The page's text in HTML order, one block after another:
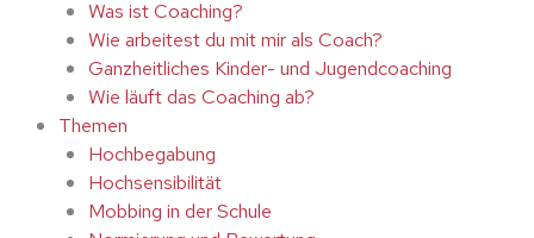
Was ist Coaching?
Wie arbeitest du mit mir als Coach?
Ganzheitliches Kinder- und Jugendcoaching
Wie läuft das Coaching ab?
Themen
Hochbegabung
Hochsensibilität
Mobbing in der Schule